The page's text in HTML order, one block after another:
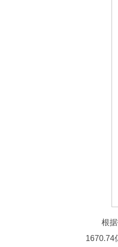
根
1670.74